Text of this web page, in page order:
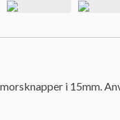
i 15mm.